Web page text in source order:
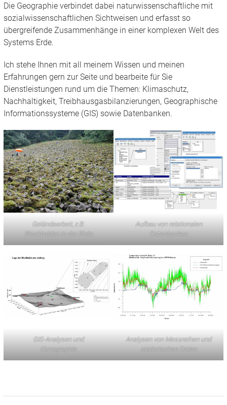
Die Geographie verbindet dabei naturwissenschaftliche mit
sozialwissenschaftlichen Sichtweisen und erfasst so
übergreifende Zusammenhänge in einer komplexen Welt des
Systems Erde.
Ich stehe Ihnen mit all meinem Wissen und meinen
Erfahrungen gern zur Seite und bearbeite für Sie
Dienstleistungen rund um die Themen: Klimaschutz,
Nachhaltigkeit, Treibhausgasbilanzierungen, Geographische
Informationssysteme (GIS) sowie Datenbanken.
Geländearbeit, z.B.
Blockhalden in der Rhön
Aufbau von relationalen
Datenbanken
GIS-Analysen und
Kartographie
Analysen von Messreihen und
statistischen Daten